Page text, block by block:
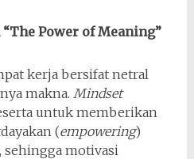
Power of Meaning”
kerja bersifat netral
makna. Mindset
untuk memberikan
(empowering)
sehingga motivasi